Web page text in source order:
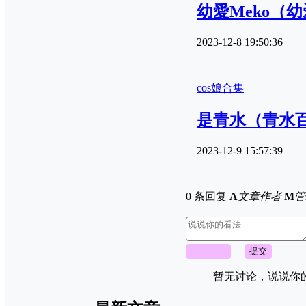
幼愛Meko（
2023-12-8 19:50:36
cos娘合集
是青水（青水
2023-12-9 15:57:39
0 条回复 A文章作者 M
提交
暂无讨论，说说你